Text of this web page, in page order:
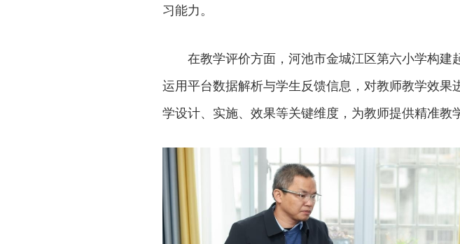
习能力。
在教学评价方面，河池市金城江区第六小学构建
运用平台数据解析与学生反馈信息，对教师教学效果
学设计、实施、效果等关键维度，为教师提供精准教